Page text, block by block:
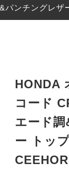
ンチングレ
HONDA
コード
エード
ー トッ